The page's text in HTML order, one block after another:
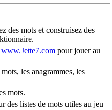
des mots et construisez des
www.Jette7.com pour jouer au
les anagrammes, les
mots.
des listes de mots utiles au jeu